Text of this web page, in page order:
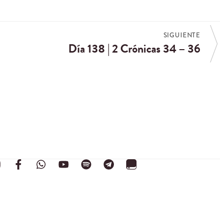
SIGUIENTE
Día 138 | 2 Crónicas 34 – 36